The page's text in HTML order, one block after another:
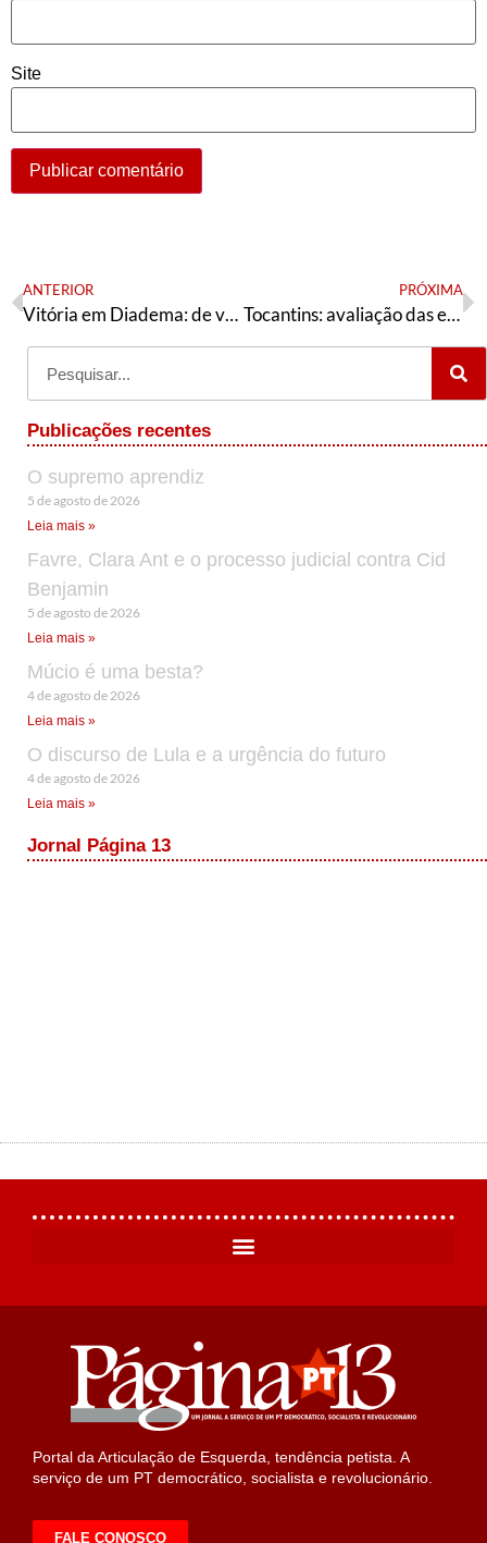
Site
ANTERIOR
Vitória em Diadema: de volta para o futuro?
PRÓXIMA
Tocantins: avaliação das eleições 2020
Publicações recentes
O supremo aprendiz
5 de agosto de 2026
Leia mais »
Favre, Clara Ant e o processo judicial contra Cid
Benjamin
5 de agosto de 2026
Leia mais »
Múcio é uma besta?
4 de agosto de 2026
Leia mais »
O discurso de Lula e a urgência do futuro
4 de agosto de 2026
Leia mais »
Jornal Página 13
Portal da Articulação de Esquerda, tendência petista. A
serviço de um PT democrático, socialista e revolucionário.
FALE CONOSCO